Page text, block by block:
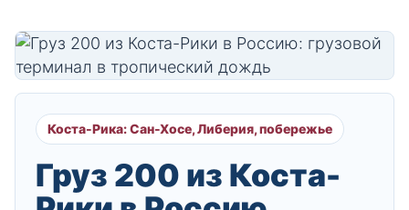
Коста-Рика: Сан-Хосе, Либерия, побережье
Груз 200 из Коста-